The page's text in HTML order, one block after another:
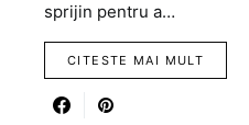
sprijin pentru a…
CITESTE MAI MULT